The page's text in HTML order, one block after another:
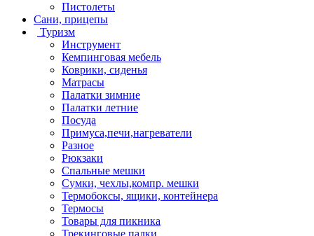
Пистолеты
Сани, прицепы
Туризм
Инструмент
Кемпинговая мебель
Коврики, сиденья
Матрасы
Палатки зимние
Палатки летние
Посуда
Примуса,печи,нагреватели
Разное
Рюкзаки
Спальные мешки
Сумки, чехлы,компр. мешки
Термобоксы, ящики, контейнера
Термосы
Товары для пикника
Трекинговые палки